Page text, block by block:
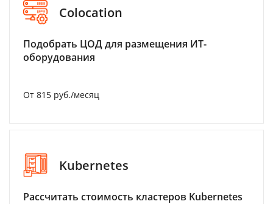
Colocation
Подобрать ЦОД для размещения ИТ-
оборудования
От 815 руб./месяц
Kubernetes
Рассчитать стоимость кластеров Kubernetes